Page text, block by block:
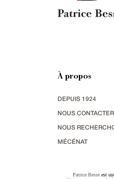
À propos
DEPUIS 1924
NOUS CONTACTER
NOUS
MÉCÉNAT
Patrice Besse est